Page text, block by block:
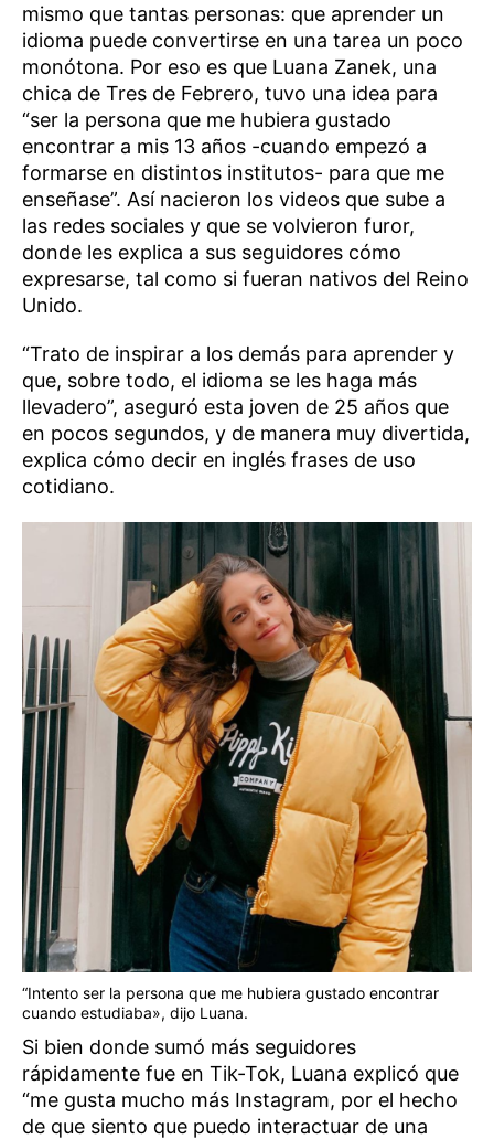
mismo que tantas personas: que aprender un
idioma puede convertirse en una tarea un poco
monótona. Por eso es que Luana Zanek, una
chica de Tres de Febrero, tuvo una idea para
“ser la persona que me hubiera gustado
encontrar a mis 13 años -cuando empezó a
formarse en distintos institutos- para que me
enseñase”. Así nacieron los videos que sube a
las redes sociales y que se volvieron furor,
donde les explica a sus seguidores cómo
expresarse, tal como si fueran nativos del Reino
Unido.
“Trato de inspirar a los demás para aprender y
que, sobre todo, el idioma se les haga más
llevadero”, aseguró esta joven de 25 años que
en pocos segundos, y de manera muy divertida,
explica cómo decir en inglés frases de uso
cotidiano.
“Intento ser la persona que me hubiera gustado encontrar
cuando estudiaba», dijo Luana.
Si bien donde sumó más seguidores
rápidamente fue en Tik-Tok, Luana explicó que
“me gusta mucho más Instagram, por el hecho
de que siento que puedo interactuar de una